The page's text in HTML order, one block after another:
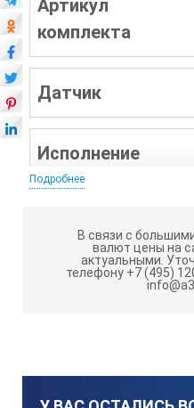
Артикул
комплекта
Датчик
Исполнение
кабеля
Подробнее
В связи с
валют цены на
актуальными.
телефону +7 (495)